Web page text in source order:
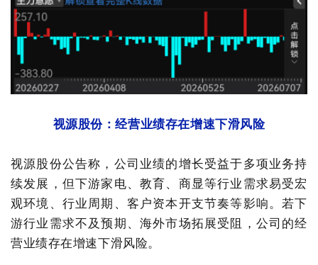
视源股份：经营业绩存在增速下滑风险
视源股份公告称，公司业绩的增长受益于多项业务持
续发展，但下游家电、教育、商显等行业需求易受宏
观环境、行业周期、客户资本开支节奏等影响。若下
游行业需求不及预期、海外市场拓展受阻，公司的经
营业绩存在增速下滑风险。